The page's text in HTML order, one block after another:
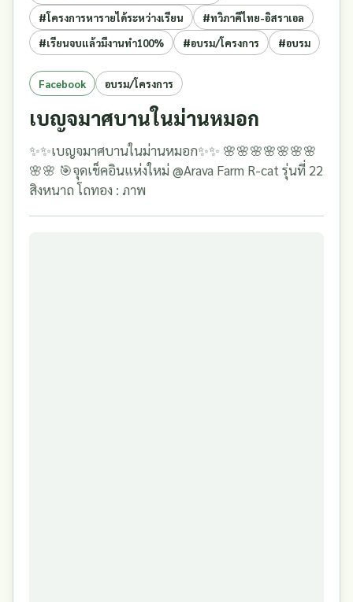
#โครงการหารายได้ระหว่างเรียน
#ทวิภาคีไทย-อิสราเอล
#เรียนจบแล้วมีงานทำ100%
#อบรม/โครงการ #อบรม
Facebook อบรม/โครงการ
เบญจมาศบานในม่านหมอก
✨✨เบญจมาศบานในม่านหมอก✨✨ 🌸🌸🌸🌸🌸🌸🌸
🌸🌸 🎯จุดเช็คอินแห่งใหม่ @Arava Farm R-cat รุ่นที่ 22
สิงหนาถ โถทอง : ภาพ